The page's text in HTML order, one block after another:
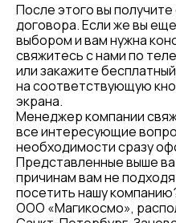
После этого вы получите
договора. Если же вы
выбором и вам нужна
свяжитесь с нами по
или закажите
на соответствующую
экрана.
Менеджер компании
все интересующие
необходимости сразу
Представленные выше
причинам вам не
посетить нашу
ООО «Магикосмо»,